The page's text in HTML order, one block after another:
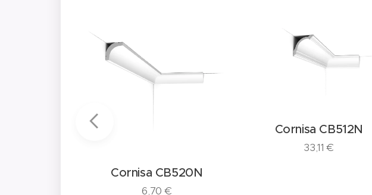
Cornisa CB520N
6,70 €
Cornisa CB512N
33,11 €